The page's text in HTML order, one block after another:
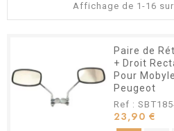
Affichage de 1-16
Paire de
+ Droit
Pour
Peugeot
Ref :
23,90 €